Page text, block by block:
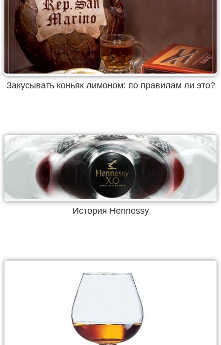
Закусывать коньяк лимоном: по правилам ли это?
История Hennessy